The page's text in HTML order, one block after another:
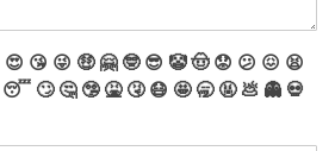
😍 😘 😜 🤑 🤗 🤓 😎 🤡🤠 😟 😕 😖 😫
😴 🙄 🤔 🤥 🤮 🤧 😷 🤩 🥱 🤬 💩 👻 💀